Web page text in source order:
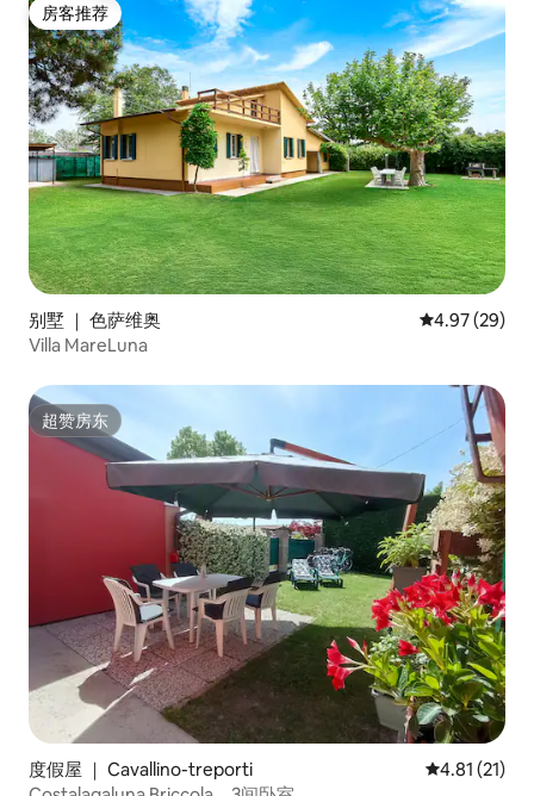
房客推荐
房客推荐
别墅 ｜ 色萨维奥 平均评分
4.97 (29)
Villa MareLuna
超赞房东
超赞房东
度假屋 ｜ Cavallino-treporti 平均评分
4.81 (21)